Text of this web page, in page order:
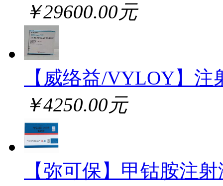
￥29600.00元
【威络益/VYLOY】注
￥4250.00元
【弥可保】甲钴胺注